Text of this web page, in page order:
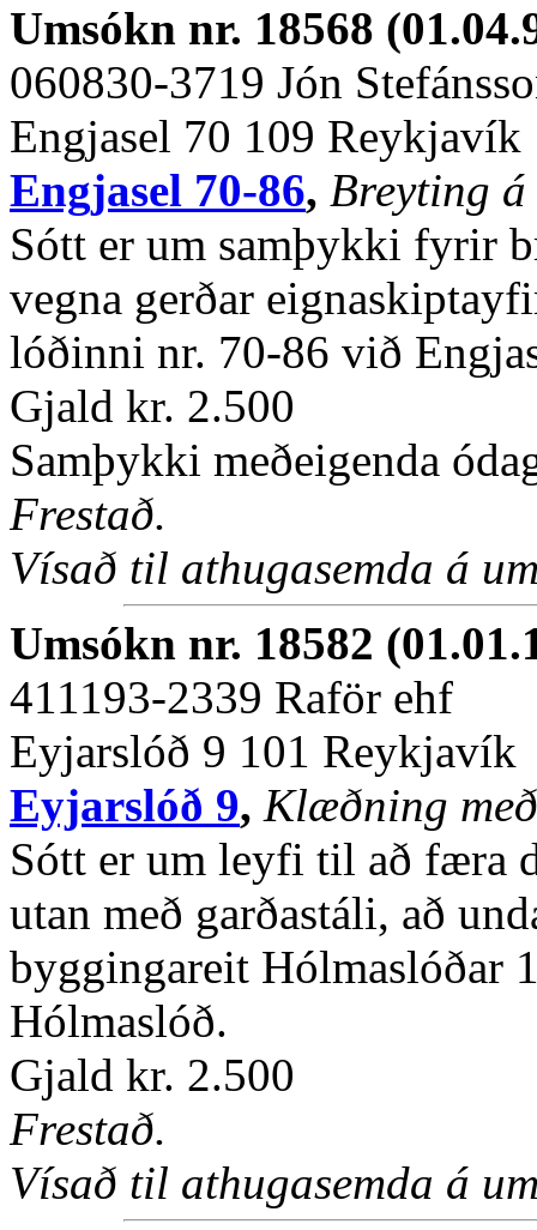
Umsókn nr. 18568
060830-3719 Jón
Engjasel 70 109 Reykjavík
Engjasel 70-86, Breyting á
Sótt er um samþykki fyrir
vegna gerðar
lóðinni nr. 70-86 við
Gjald kr. 2.500
Samþykki meðeigenda
Frestað.
Vísað til athugasemda á
Umsókn nr. 18582
411193-2339 Raför ehf
Eyjarslóð 9 101 Reykjavík
Eyjarslóð 9, Klæðning
Sótt er um leyfi til að færa
utan með garðastáli, að
byggingareit Hólmaslóðar
Hólmaslóð.
Gjald kr. 2.500
Frestað.
Vísað til athugasemda á